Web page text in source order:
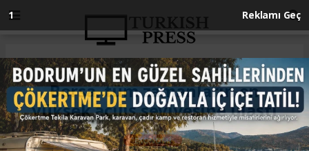
Anasayfa EKONOMİ
Borsa, tüm zamanların en
yüksek açılış seviyesine ulaştı
EKONOMİ